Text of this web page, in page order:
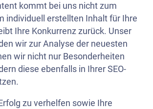
kommt bei uns nicht zum
individuell erstellten Inhalt für Ihre
Ihre Konkurrenz zurück. Unser
wir zur Analyse der neuesten
wir nicht nur Besonderheiten
diese ebenfalls in Ihrer SEO-
zu verhelfen sowie Ihre